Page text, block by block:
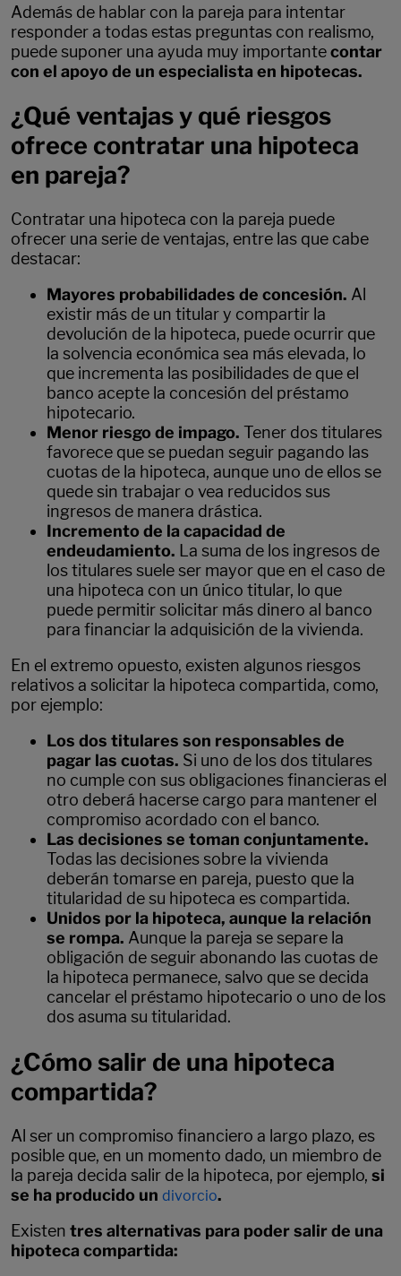
Además de hablar con la pareja para intentar
responder a todas estas preguntas con realismo,
puede suponer una ayuda muy importantecontar
con el apoyo de un especialista en hipotecas.
¿Qué ventajas y qué riesgos
ofrece contratar una hipoteca
en pareja?
Contratar una hipoteca con la pareja puede
ofrecer una serie de ventajas, entre las que cabe
destacar:
Mayores probabilidades de concesión. Al
existir más de un titular y compartir la
devolución de la hipoteca, puede ocurrir que
la solvencia económica sea más elevada, lo
que incrementa las posibilidades de que el
banco acepte la concesión del préstamo
hipotecario.
Menor riesgo de impago. Tener dos titulares
favorece que se puedan seguir pagando las
cuotas de la hipoteca, aunque uno de ellos se
quede sin trabajar o vea reducidos sus
ingresos de manera drástica.
Incremento de la capacidad de
endeudamiento. La suma de los ingresos de
los titulares suele ser mayor que en el caso de
una hipoteca con un único titular, lo que
puede permitir solicitar más dinero al banco
para financiar la adquisición de la vivienda.
En el extremo opuesto, existen algunos riesgos
relativos a solicitar la hipoteca compartida, como,
por ejemplo:
Los dos titulares son responsables de
pagar las cuotas. Si uno de los dos titulares
no cumple con sus obligaciones financieras el
otro deberá hacerse cargo para mantener el
compromiso acordado con el banco.
Las decisiones se toman conjuntamente.
Todas las decisiones sobre la vivienda
deberán tomarse en pareja, puesto que la
titularidad de su hipoteca es compartida.
Unidos por la hipoteca, aunque la relación
se rompa. Aunque la pareja se separe la
obligación de seguir abonando las cuotas de
la hipoteca permanece, salvo que se decida
cancelar el préstamo hipotecario o uno de los
dos asuma su titularidad.
¿Cómo salir de una hipoteca
compartida?
Al ser un compromiso financiero a largo plazo, es
posible que, en un momento dado, un miembro de
la pareja decida salir de la hipoteca, por ejemplo, si
se ha producido un divorcio.
Existen tres alternativas para poder salir de una
hipoteca compartida: